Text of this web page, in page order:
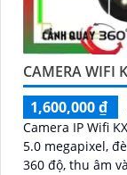
CAMERA WIFI
1,600,000 ₫
Camera IP Wifi
5.0 megapixel,
360 độ, thu âm